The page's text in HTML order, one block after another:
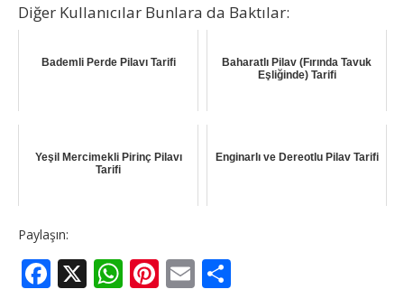
Diğer Kullanıcılar Bunlara da Baktılar:
Bademli Perde Pilavı Tarifi
Baharatlı Pilav (Fırında Tavuk
Eşliğinde) Tarifi
Yeşil Mercimekli Pirinç Pilavı
Tarifi
Enginarlı ve Dereotlu Pilav Tarifi
Paylaşın:
Facebook
X WhatsApp
Pinterest
Email